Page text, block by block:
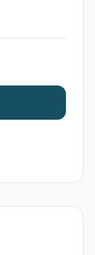
伺服器